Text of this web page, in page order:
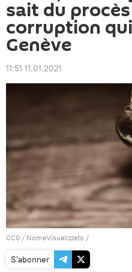
sait du
corruption qui
Genève
11:51 11.01.2021
CC0 / NomeVisualizzato /
S'abonner